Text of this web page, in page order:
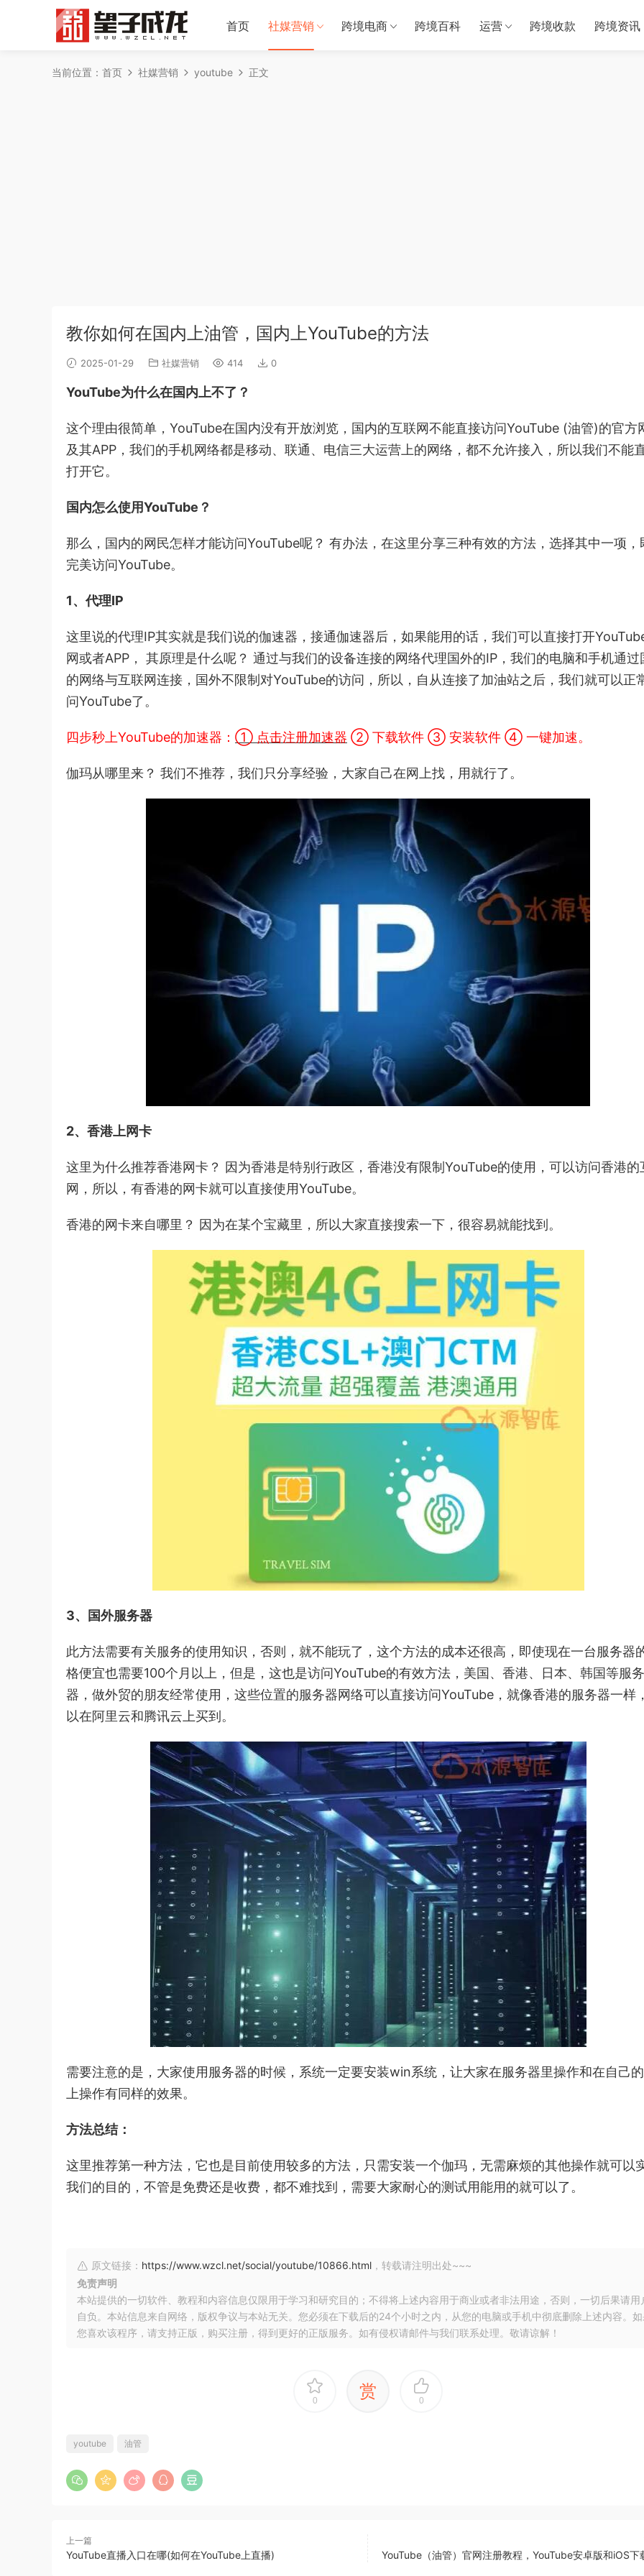
首页 社媒营销 跨境电商 跨境百科 运营 跨境收款 跨境资讯
当前位置： 首页 社媒营销 youtube 正文
教你如何在国内上油管，国内上YouTube的方法
2025-01-29 社媒营销 414 0
YouTube为什么在国内上不了？
这个理由很简单，YouTube在国内没有开放浏览，国内的互联网不能直接访问YouTube (油管)的官方
及其APP，我们的手机网络都是移动、联通、电信三大运营上的网络，都不允许接入，所以我们不能
打开它。
国内怎么使用YouTube？
那么，国内的网民怎样才能访问YouTube呢？ 有办法，在这里分享三种有效的方法，选择其中一项，
完美访问YouTube。
1、代理IP
这里说的代理IP其实就是我们说的伽速器，接通伽速器后，如果能用的话，我们可以直接打开
网或者APP， 其原理是什么呢？ 通过与我们的设备连接的网络代理国外的IP，我们的电脑和手机通过
的网络与互联网连接，国外不限制对YouTube的访问，所以，自从连接了加油站之后，我们就可以正
问YouTube了。
四步秒上YouTube的加速器： ① 点击注册加速器 ② 下载软件 ③ 安装软件 ④ 一键加速。
伽玛从哪里来？ 我们不推荐，我们只分享经验，大家自己在网上找，用就行了。
2、香港上网卡
这里为什么推荐香港网卡？ 因为香港是特别行政区，香港没有限制YouTube的使用，可以访问香港的
网，所以，有香港的网卡就可以直接使用YouTube。
香港的网卡来自哪里？ 因为在某个宝藏里，所以大家直接搜索一下，很容易就能找到。
3、国外服务器
此方法需要有关服务的使用知识，否则，就不能玩了，这个方法的成本还很高，即使现在一台服务器
格便宜也需要100个月以上，但是，这也是访问YouTube的有效方法，美国、香港、日本、韩国等服务
器，做外贸的朋友经常使用，这些位置的服务器网络可以直接访问YouTube，就像香港的服务器一样
以在阿里云和腾讯云上买到。
需要注意的是，大家使用服务器的时候，系统一定要安装win系统，让大家在服务器里操作和在自己
上操作有同样的效果。
方法总结：
这里推荐第一种方法，它也是目前使用较多的方法，只需安装一个伽玛，无需麻烦的其他操作就可以
我们的目的，不管是免费还是收费，都不难找到，需要大家耐心的测试用能用的就可以了。
原文链接： https://www.wzcl.net/social/youtube/10866.html ，转载请注明出处~~~
免责声明
本站提供的一切软件、教程和内容信息仅限用于学习和研究目的；不得将上述内容用于商业或者非法用途，否则，一切后果请用
自负。本站信息来自网络，版权争议与本站无关。您必须在下载后的24个小时之内，从您的电脑或手机中彻底删除上述内容。如
您喜欢该程序，请支持正版，购买注册，得到更好的正版服务。如有侵权请邮件与我们联系处理。敬请谅解！
0 赏 0
youtube 油管
上一篇
YouTube直播入口在哪(如何在YouTube上直播) YouTube（油管）官网注册教程，YouTube安卓版和iOS下